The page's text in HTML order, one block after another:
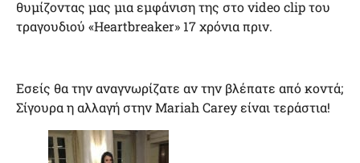
θυμίζοντας μας μια εμφάνιση της στο video clip του
τραγουδιού «Heartbreaker» 17 χρόνια πριν.
Εσείς θα την αναγνωρίζατε αν την βλέπατε από κοντά;
Σίγουρα η αλλαγή στην Mariah Carey είναι τεράστια!